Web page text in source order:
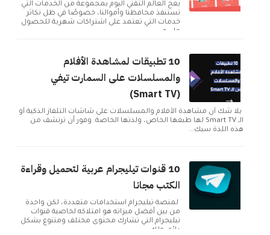
يعج العالم التقني اليوم بمجموعة من الخدمات التي
تستنفذ محافظنا وأموالنا، خصوصًا في ظل تكاثر
خدمات التي تعتمد على اشتراكات شهرية للحصول
على م...
10 تطبيقات لمشاهدة الأفلام
والمسلسلات على السمارت تيفي
(Smart TV)
بلا شك أن مشاهدة الأفلام والمسلسلات على شاشات التلفاز الذكية أو
الـ Smart TV لها طبعها الخاص، ولذتها الخاصة. وفور أن ترتشف من
هذه اللذة سيك...
10 قنوات تيليجرام عربية لتحميل وقراءة
الكتب مجانا
لمنصة تيليجرام استخدامات متعددة، لكن واحدة
من بين أفضل ميزاته هو امتلاكه لخاصية قنوات
تيليجرام التي تشارك محتوى مختلف ومتنوع بشكل
دائم. ولك...